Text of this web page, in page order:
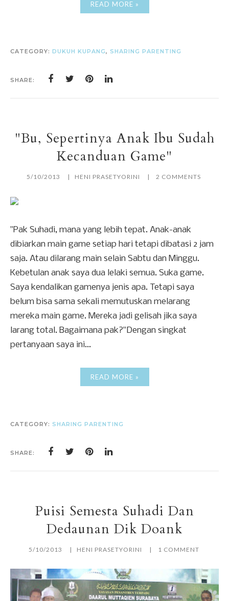
READ MORE »
CATEGORY: DUKUH KUPANG, SHARING PARENTING
SHARE:
"Bu, Sepertinya Anak Ibu Sudah
Kecanduan Game"
5/10/2013 HENI PRASETYORINI 2 COMMENTS
"Pak Suhadi, mana yang lebih tepat. Anak-anak
dibiarkan main game setiap hari tetapi dibatasi 2 jam
saja. Atau dilarang main selain Sabtu dan Minggu.
Kebetulan anak saya dua lelaki semua. Suka game.
Saya kendalikan gamenya jenis apa. Tetapi saya
belum bisa sama sekali memutuskan melarang
mereka main game. Mereka jadi gelisah jika saya
larang total. Bagaimana pak?"Dengan singkat
pertanyaan saya ini...
READ MORE »
CATEGORY: SHARING PARENTING
SHARE:
Puisi Semesta Suhadi Dan
Dedaunan Dik Doank
5/10/2013 HENI PRASETYORINI 1 COMMENT